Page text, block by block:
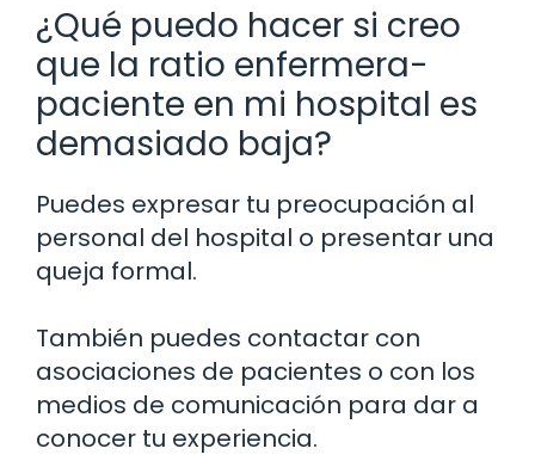
¿Qué puedo hacer si creo
que la ratio enfermera-
paciente en mi hospital es
demasiado baja?
Puedes expresar tu preocupación al
personal del hospital o presentar una
queja formal.
También puedes contactar con
asociaciones de pacientes o con los
medios de comunicación para dar a
conocer tu experiencia.